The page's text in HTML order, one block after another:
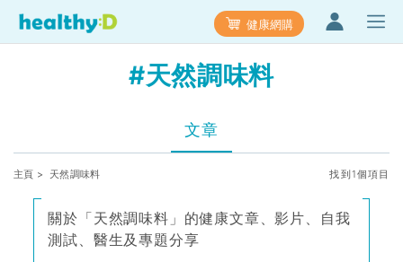
健康網購
#天然調味料
文章
主頁 > 天然調味料 找到1個項目
關於「天然調味料」的健康文章、影片、自我
測試、醫生及專題分享